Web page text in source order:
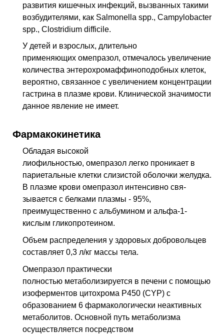
развития кишечных инфекций, вызванных такими
возбудителями, как Salmonella spp., Campylobacter
spp., Clos­tridium difficile.
У детей и взрослых, длительно
применяющих омепразол, отмечалось увеличение
количества энтерохромаффиноподобных клеток,
вероятно, связанное с увеличе­нием концентрации
гастрина в плазме крови. Клинической значимости
данное яв­ление не имеет.
Фармакокинетика
Обладая высокой
лиофильностью, омепразол легко проникает в
париетальные клетки слизистой оболочки желудка.
В плазме крови омепразол интенсивно свя­
зывается с белками плазмы - 95%,
преимущественно с альбумином и альфа-1-
кислым гликопротеином.
Объем распределения у здоровых добровольцев
состав­ляет 0,3 л/кг массы тела.
Омепразол практически
полностью метаболизируется в печени с помощью
изоферментов цитохрома Р450 (CYP) с
образованием 6 фарма­кологически неактивных
метаболитов. Основной путь метаболизма
осуществля­ется посредством